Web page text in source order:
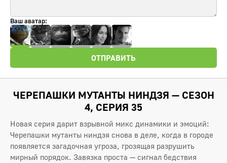
Ваш аватар:
ОТПРАВИТЬ
ЧЕРЕПАШКИ МУТАНТЫ НИНДЗЯ — СЕЗОН
4, СЕРИЯ 35
Новая серия дарит взрывной микс динамики и эмоций:
Черепашки мутанты ниндзя снова в деле, когда в городе
появляется загадочная угроза, грозящая разрушить
мирный порядок. Завязка проста — сигнал бедствия